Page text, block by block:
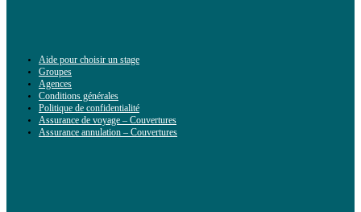
Aide pour choisir un stage
Groupes
Agences
Conditions générales
Politique de confidentialité
Assurance de voyage – Couvertures
Assurance annulation – Couvertures